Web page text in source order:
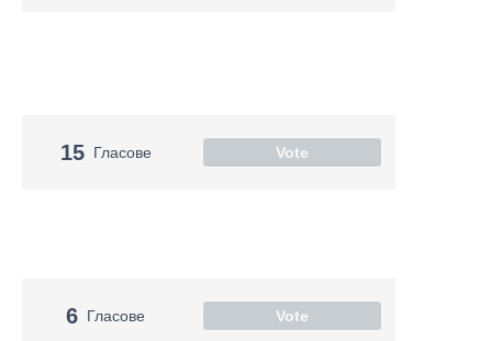
15 Гласове Vote
6 Гласове Vote